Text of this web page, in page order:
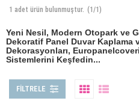
Karo Duvar Kaplama Panelleri
İlham Veren Mekanlar
1 adet ürün bulunmuştur. (1/1)
Yeni Nesil, Modern Otopark ve
Dekoratif Panel Duvar Kaplama
Dekorasyonları,
Sistemlerini Keşfedin...
FILTRELE